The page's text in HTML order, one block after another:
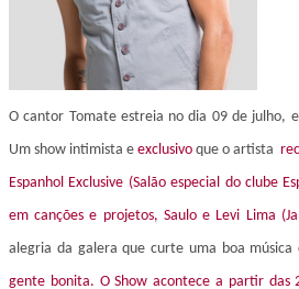
O cantor Tomate estreia no dia 09 de julho,
Um show intimista e exclusivo que o artista
Espanhol Exclusive (Salão especial do clube
em canções e projetos, Saulo e Levi Lima
alegria da galera que curte uma boa música
gente bonita. O Show acontece a partir